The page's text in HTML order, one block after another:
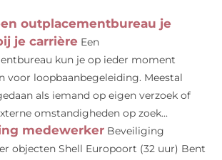
outplacementbureau je
je carrière Een
kun je op ieder moment
voor loopbaanbegeleiding. Meestal
als iemand op eigen verzoek of
omstandigheden op zoek...
medewerker Beveiliging
objecten Shell Europoort (32 uur) Bent